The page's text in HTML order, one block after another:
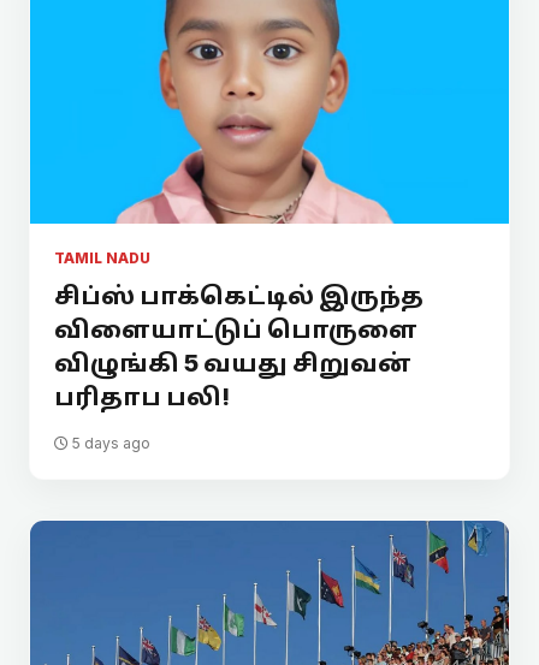
TAMIL NADU
சிப்ஸ் பாக்கெட்டில் இருந்த
விளையாட்டுப் பொருளை
விழுங்கி 5 வயது சிறுவன்
பரிதாப பலி!
5 days ago